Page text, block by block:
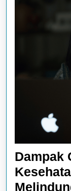
Dampak